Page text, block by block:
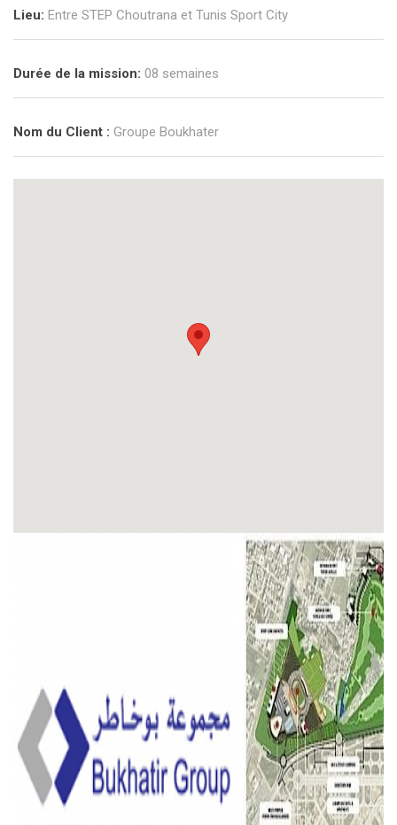
Lieu: Entre STEP Choutrana et Tunis Sport City
Durée de la mission: 08 semaines
Nom du Client : Groupe Boukhater